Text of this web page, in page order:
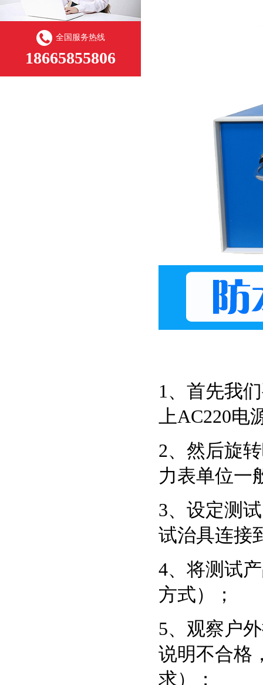
全国服务热线
18665855806
1、首先我
上AC220电
2、然后旋
力表单位一
3、设定测
试治具连接
4、将测试
方式）；
5、观察户
说明不合格
求）；